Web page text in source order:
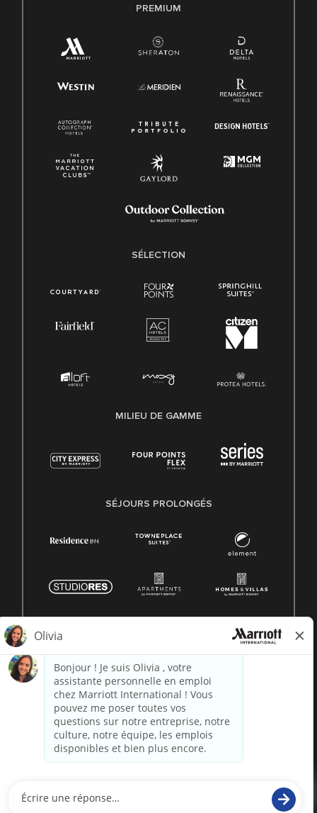
PREMIUM
SÉLECTION
MILIEU DE GAMME
SÉJOURS PROLONGÉS
réservés. Informations exclusives de Marriott
paradox.ai